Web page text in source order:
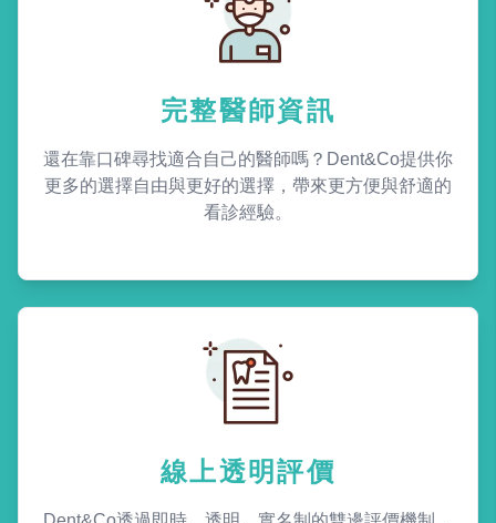
完整醫師資訊
還在靠口碑尋找適合自己的醫師嗎？Dent&Co提供你
更多的選擇自由與更好的選擇，帶來更方便與舒適的
看診經驗。
線上透明評價